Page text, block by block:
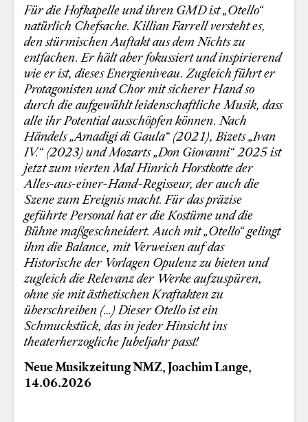
Für die Hofkapelle und ihren GMD ist „Otello“
natürlich Chefsache. Killian Farrell versteht es,
den stürmischen Auftakt aus dem Nichts zu
entfachen. Er hält aber fokussiert und inspirierend
wie er ist, dieses Energieniveau. Zugleich führt er
Protagonisten und Chor mit sicherer Hand so
durch die aufgewühlt leidenschaftliche Musik, dass
alle ihr Potential ausschöpfen können. Nach
Händels „Amadigi di Gaula“ (2021), Bizets „Ivan
IV.“ (2023) und Mozarts „Don Giovanni“ 2025 ist
jetzt zum vierten Mal Hinrich Horstkotte der
Alles-aus-einer-Hand-Regisseur, der auch die
Szene zum Ereignis macht. Für das präzise
geführte Personal hat er die Kostüme und die
Bühne maßgeschneidert. Auch mit „Otello“ gelingt
ihm die Balance, mit Verweisen auf das
Historische der Vorlagen Opulenz zu bieten und
zugleich die Relevanz der Werke aufzuspüren,
ohne sie mit ästhetischen Kraftakten zu
überschreiben (…) Dieser Otello ist ein
Schmuckstück, das in jeder Hinsicht ins
theaterherzogliche Jubeljahr passt!
Neue Musikzeitung NMZ, Joachim Lange,
14.06.2026